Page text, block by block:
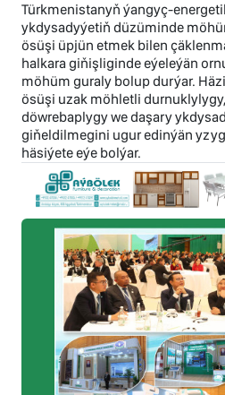
Türkmenistanyň ýangyç-
ykdysadyýetiň düzüminde
ösüşi üpjün etmek bilen
halkara giňişliginde eýeleýän
möhüm guraly bolup durýar.
ösüşi uzak möhletli
döwrebaplygy we daşary
giňeldilmegini ugur edinýän
häsiýete eýe bolýar.